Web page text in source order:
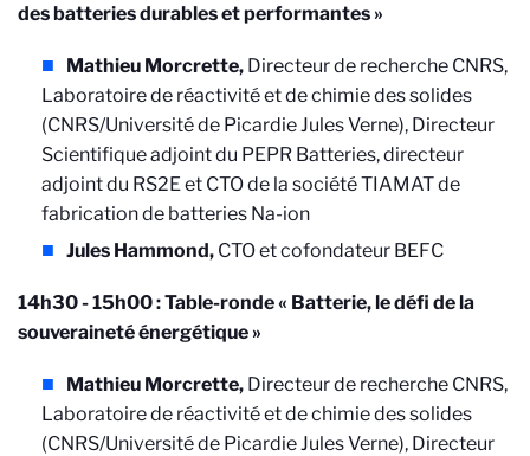
des batteries durables et performantes »
Mathieu Morcrette, Directeur de recherche CNRS,
Laboratoire de réactivité et de chimie des solides
(CNRS/Université de Picardie Jules Verne), Directeur
Scientifique adjoint du PEPR Batteries, directeur
adjoint du RS2E et CTO de la société TIAMAT de
fabrication de batteries Na-ion
Jules Hammond, CTO et cofondateur BEFC
14h30 - 15h00 :Table-ronde « Batterie, le défi de la
souveraineté énergétique »
Mathieu Morcrette, Directeur de recherche CNRS,
Laboratoire de réactivité et de chimie des solides
(CNRS/Université de Picardie Jules Verne), Directeur